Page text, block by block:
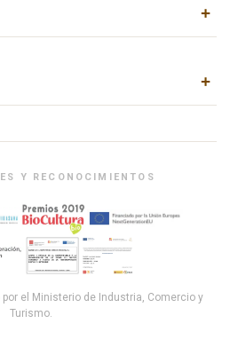
+
+
Y RECONOCIMIENTOS
el Ministerio de Industria, Comercio y
Turismo.